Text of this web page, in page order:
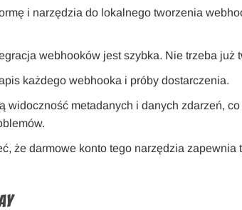
i narzędzia do lokalnego tworzenia
webhooków jest szybka. Nie trzeba już
każdego webhooka i próby dostarczenia.
widoczność metadanych i danych zdarzeń, co
że darmowe konto tego narzędzia zapewnia